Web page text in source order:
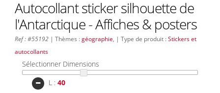
Autocollant sticker silhouette de
l'Antarctique - Affiches & posters
Ref : #55192 | Thèmes :géographie, | Type de produit :Stickers et
autocollants
Sélectionner Dimensions
L :